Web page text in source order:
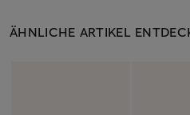
ÄHNLICHE ARTIKEL